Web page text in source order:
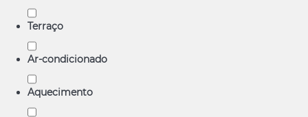
Terraço
Ar-condicionado
Aquecimento